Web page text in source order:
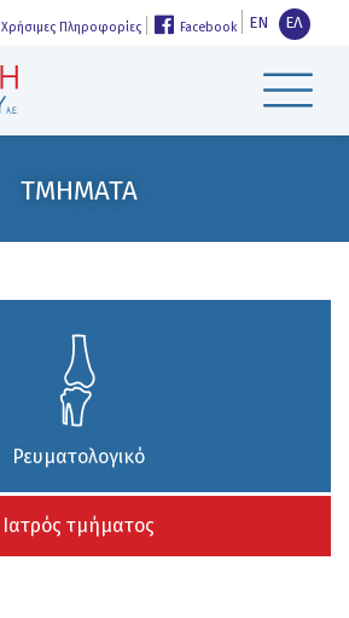
Χρήσιμες Πληροφορίες Facebook ΕΛ
EN
ΤΜΗΜΑΤΑ
Ρευματολογικό
Ιατρός τμήματος